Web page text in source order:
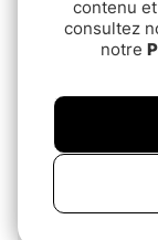
Fladen Smoke
€2.50
contenu
consultez
notre